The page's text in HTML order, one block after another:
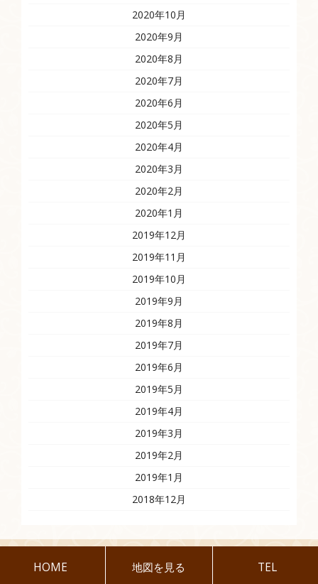
2020年10月
2020年9月
2020年8月
2020年7月
2020年6月
2020年5月
2020年4月
2020年3月
2020年2月
2020年1月
2019年12月
2019年11月
2019年10月
2019年9月
2019年8月
2019年7月
2019年6月
2019年5月
2019年4月
2019年3月
2019年2月
2019年1月
2018年12月
HOME 地図を見る TEL